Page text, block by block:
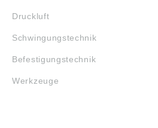
Druckluft
Schwingungstechnik
Befestigungstechnik
Werkzeuge